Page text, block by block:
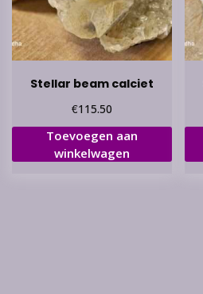
Stellar beam calciet
€115.50
Toevoegen aan
winkelwagen